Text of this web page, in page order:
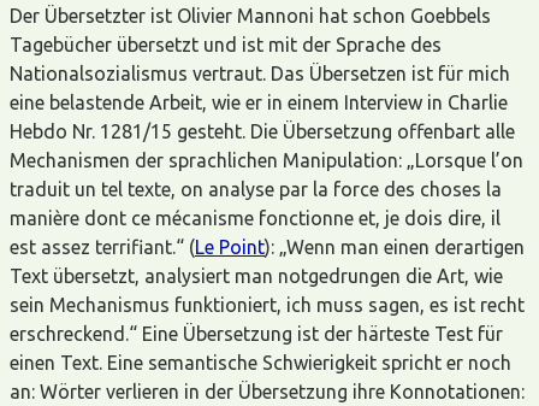
Der Übersetzter ist Olivier Mannoni hat schon Goebbels
Tagebücher übersetzt und ist mit der Sprache des
Nationalsozialismus vertraut. Das Übersetzen ist für mich
eine belastende Arbeit, wie er in einem Interview in Charlie
Hebdo Nr. 1281/15 gesteht. Die Übersetzung offenbart alle
Mechanismen der sprachlichen Manipulation: „Lorsque l’on
traduit un tel texte, on analyse par la force des choses la
manière dont ce mécanisme fonctionne et, je dois dire, il
est assez terrifiant.“ (Le Point): „Wenn man einen derartigen
Text übersetzt, analysiert man notgedrungen die Art, wie
sein Mechanismus funktioniert, ich muss sagen, es ist recht
erschreckend.“ Eine Übersetzung ist der härteste Test für
einen Text. Eine semantische Schwierigkeit spricht er noch
an: Wörter verlieren in der Übersetzung ihre Konnotationen: